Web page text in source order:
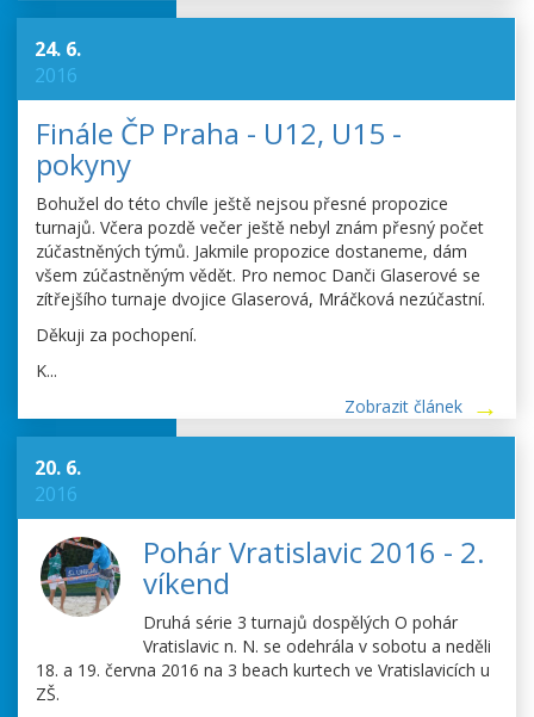
24. 6.
2016
Finále ČP Praha - U12, U15 -
pokyny
Bohužel do této chvíle ještě nejsou přesné propozice
turnajů. Včera pozdě večer ještě nebyl znám přesný počet
zúčastněných týmů. Jakmile propozice dostaneme, dám
všem zúčastněným vědět. Pro nemoc Danči Glaserové se
zítřejšího turnaje dvojice Glaserová, Mráčková nezúčastní.
Děkuji za pochopení.
K...
Zobrazit článek
20. 6.
2016
Pohár Vratislavic 2016 - 2.
víkend
Druhá série 3 turnajů dospělých O pohár
Vratislavic n. N. se odehrála v sobotu a neděli
18. a 19. června 2016 na 3 beach kurtech ve Vratislavicích u
ZŠ.